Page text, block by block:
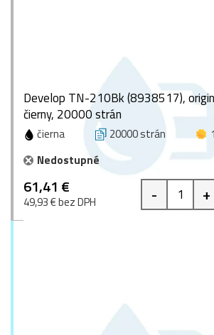
Develop TN-210Bk (8938517),
čierny, 20000 strán
čierna 20000 strán
Nedostupné
61,41 €
49,93 € bez DPH - +